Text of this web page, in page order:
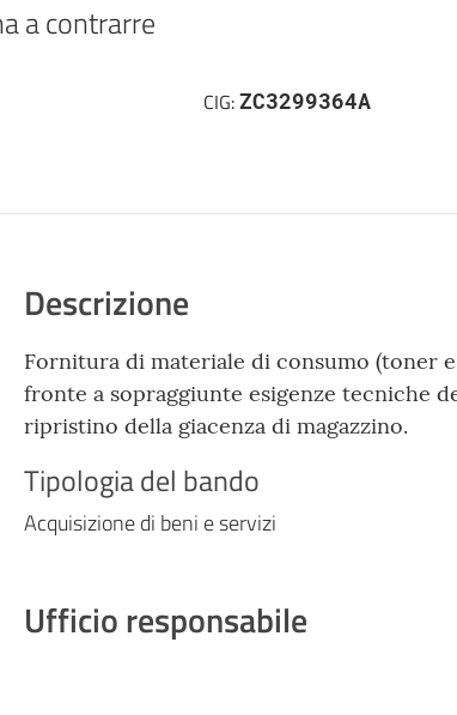
a contrarre
CIG:ZC3299364A
Descrizione
Fornitura di materiale di consumo (toner
fronte a sopraggiunte esigenze tecniche
ripristino della giacenza di magazzino.
Tipologia del bando
Acquisizione di beni e servizi
Ufficio responsabile